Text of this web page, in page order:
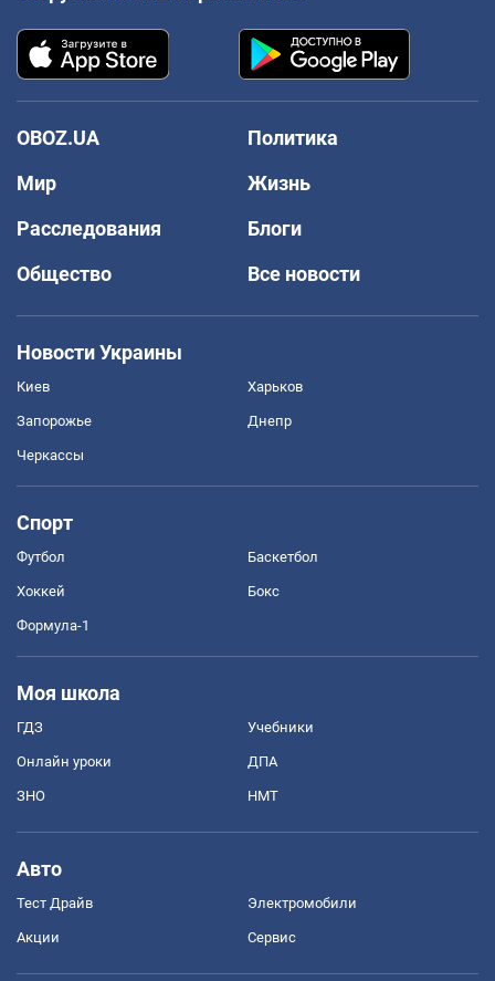
OBOZ.UA
Политика
Мир
Жизнь
Расследования
Блоги
Общество
Все новости
Новости Украины
Киев Харьков
Запорожье Днепр
Черкассы
Спорт
Футбол Баскетбол
Хоккей Бокс
Формула-1
Моя школа
ГДЗ Учебники
Онлайн уроки ДПА
ЗНО НМТ
Авто
Тест Драйв Электромобили
Акции Сервис